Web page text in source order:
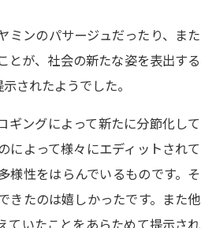
ミンのパサージュだったり、また
とが、社会の新たな姿を表出する
されたようでした。
ギングによって新たに分節化して
によって様々にエディットされて
性をはらんでいるものです。 そ
きたのは嬉しかったです。また他
ていたことをあらためて提示され